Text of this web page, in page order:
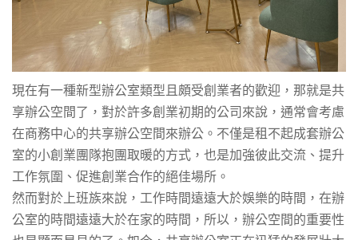
現在有一種新型辦公室類型且頗受創業者的歡迎，那就是共
享辦公空間了，對於許多創業初期的公司來說，通常會考慮
在商務中心的共享辦公空間來辦公。不僅是租不起成套辦公
室的小創業團隊抱團取暖的方式，也是加強彼此交流、提升
工作氛圍、促進創業合作的絕佳場所。
然而對於上班族來說，工作時間遠遠大於娛樂的時間，在辦
公室的時間遠遠大於在家的時間，所以，辦公空間的重要性